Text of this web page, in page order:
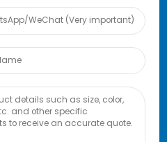
sur nos produits ou
laisser votre e-mail et nous
heures.